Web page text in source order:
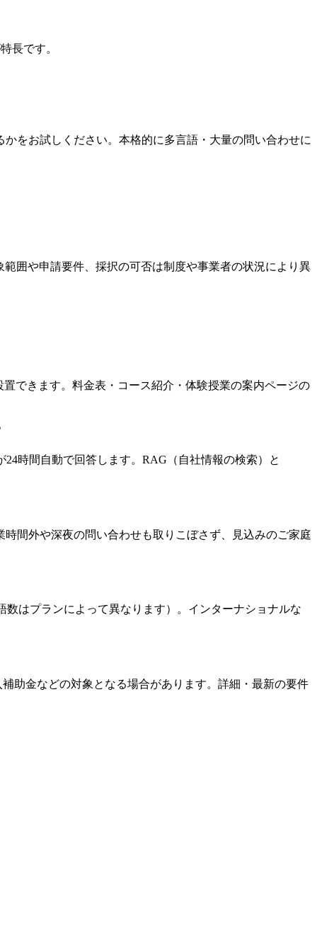
長です。
をお試しください。本格的に多言語・大量の問い合わせに
囲や申請要件、採択の可否は制度や事業者の状況により異
できます。料金表・コース紹介・体験授業の案内ページの
時間自動で回答します。RAG（自社情報の検索）と
間外や深夜の問い合わせも取りこぼさず、見込みのご家庭
はプランによって異なります）。インターナショナルな
助金などの対象となる場合があります。詳細・最新の要件